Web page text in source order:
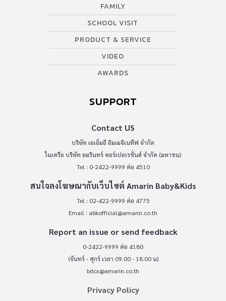
FAMILY
SCHOOL VISIT
PRODUCT & SERVICE
VIDEO
AWARDS
SUPPORT
Contact US
บริษัท เอเอ็มอี อิมเมจิเนทีฟ จำกัด
ในเครือ บริษัท อมรินทร์ คอร์เปอเรชั่นส์ จำกัด (มหาชน)
Tel : 0-2422-9999 ต่อ 4510
สนใจลงโฆษณากับเว็บไซต์ Amarin Baby&Kids
Tel : 02-422-9999 ต่อ 4775
Email : abkofficial@amarin.co.th
Report an issue or send feedback
0-2422-9999 ต่อ 4180
(จันทร์ - ศุกร์ เวลา 09.00 - 18.00 น)
bdcx@amarin.co.th
Privacy Policy